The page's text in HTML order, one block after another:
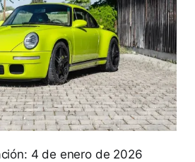
4 de enero de 2026